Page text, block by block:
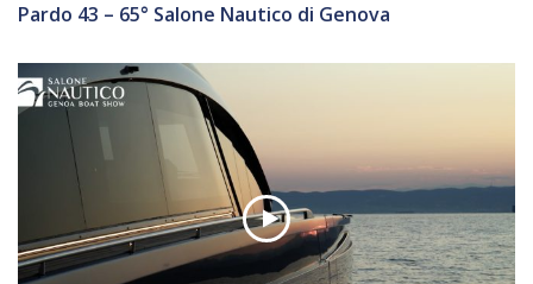
Pardo 43 – 65° Salone Nautico di Genova